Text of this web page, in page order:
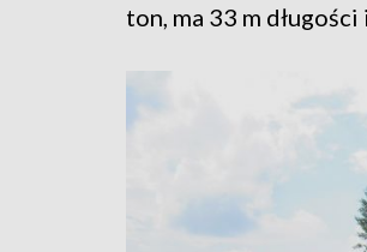
ton, ma 33 m długości